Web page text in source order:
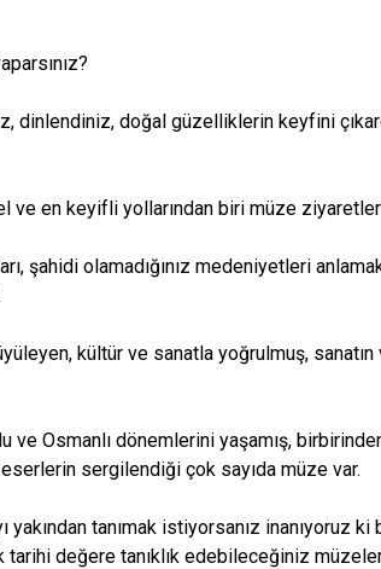
dinlendiniz, doğal güzelliklerin keyfini
ve en keyifli yollarından biri müze
şahidi olamadığınız medeniyetleri
kültür ve sanatla yoğrulmuş,
ve Osmanlı dönemlerini yaşamış,
sergilendiği çok sayıda müze var.
yakından tanımak istiyorsanız inanıyoruz
değere tanıklık edebileceğiniz